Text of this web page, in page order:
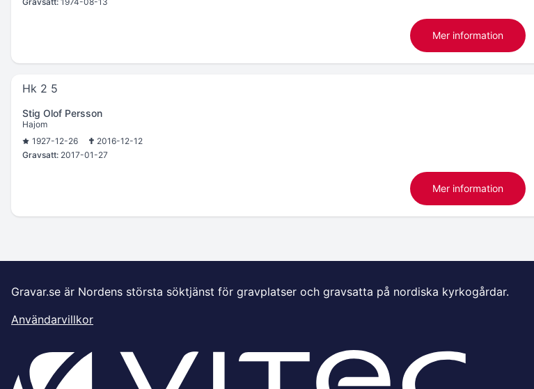
Mer information
Hk 2 5
Stig Olof Persson
Hajom
1927-12-26
2016-12-12
Gravsatt: 2017-01-27
Mer information
Gravar.se är Nordens största söktjänst för gravplatser och gravsatta på nordiska kyrkogårdar.
Användarvillkor